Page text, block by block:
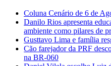
Coluna Cenário de 6 de
Danilo Rios apresenta
ambiente como pilares de
Gusttavo Lima e família
Cão farejador da PRF
na BR-060